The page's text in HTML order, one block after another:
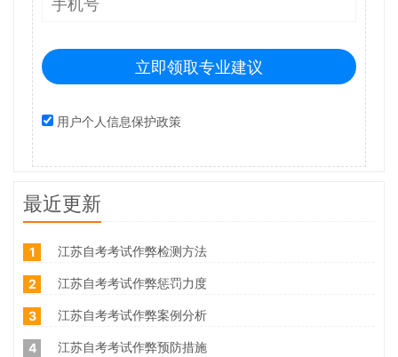
立即领取专业建议
用户个人信息保护政策
最近更新
1 江苏自考考试作弊检测方法
2 江苏自考考试作弊惩罚力度
3 江苏自考考试作弊案例分析
4 江苏自考考试作弊预防措施